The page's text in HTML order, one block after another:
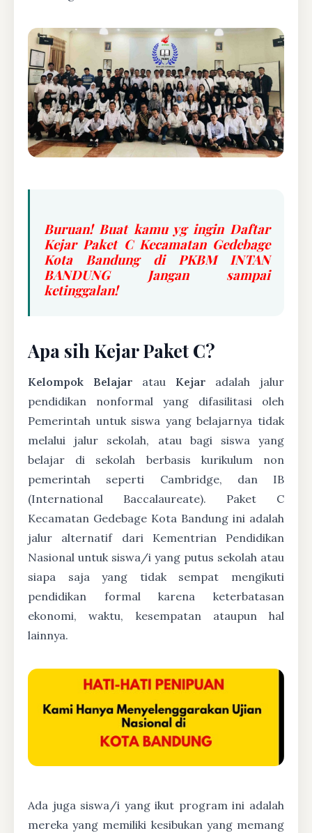
Buruan! Buat kamu yg ingin Daftar
Kejar Paket C Kecamatan Gedebage
Kota Bandung di PKBM INTAN
BANDUNG Jangan sampai
ketinggalan!
Apa sih Kejar Paket C?
Kelompok Belajar atau Kejar adalah jalur
pendidikan nonformal yang difasilitasi oleh
Pemerintah untuk siswa yang belajarnya tidak
melalui jalur sekolah, atau bagi siswa yang
belajar di sekolah berbasis kurikulum non
pemerintah seperti Cambridge, dan IB
(International Baccalaureate). Paket C
Kecamatan Gedebage Kota Bandung ini adalah
jalur alternatif dari Kementrian Pendidikan
Nasional untuk siswa/i yang putus sekolah atau
siapa saja yang tidak sempat mengikuti
pendidikan formal karena keterbatasan
ekonomi, waktu, kesempatan ataupun hal
lainnya.
Ada juga siswa/i yang ikut program ini adalah
mereka yang memiliki kesibukan yang memang